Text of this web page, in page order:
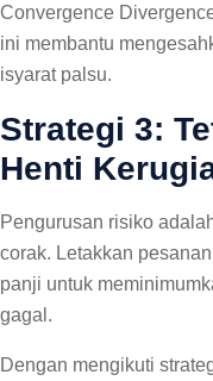
Convergence
ini membantu
isyarat palsu.
Strategi 3:
Henti
Pengurusan risiko
corak. Letakkan
panji untuk
gagal.
Dengan mengikuti